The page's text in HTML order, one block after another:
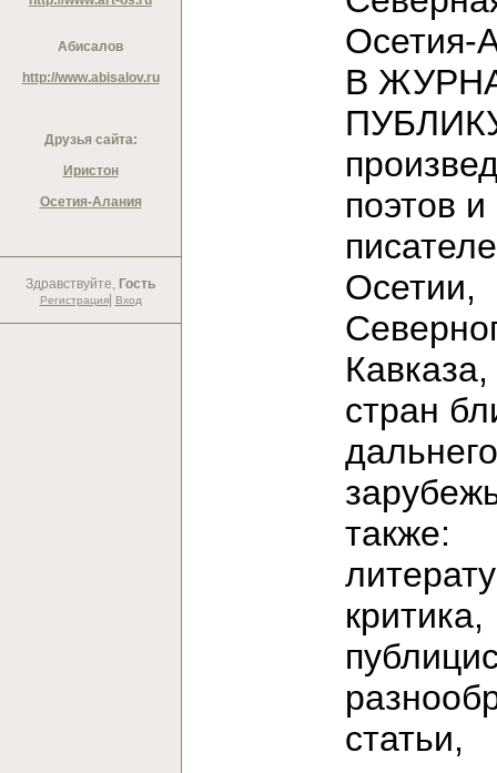
Абисалов
http://www.abisalov.ru
Друзья сайта:
Иристон
Осетия-Алания
Здравствуйте, Гость
Регистрация| Вход
В
поэтов и
Осетии,
стран
дальнего
также:
критика,
статьи,